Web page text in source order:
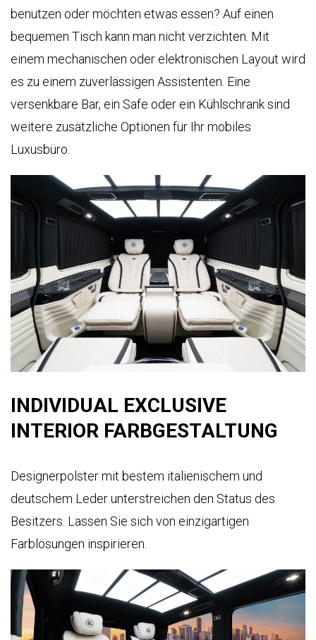
benutzen oder möchten etwas essen? Auf einen
bequemen Tisch kann man nicht verzichten. Mit
einem mechanischen oder elektronischen Layout wird
es zu einem zuverlässigen Assistenten. Eine
versenkbare Bar, ein Safe oder ein Kühlschrank sind
weitere zusätzliche Optionen für Ihr mobiles
Luxusbüro.
INDIVIDUAL EXCLUSIVE
INTERIOR FARBGESTALTUNG
Designerpolster mit bestem italienischem und
deutschem Leder unterstreichen den Status des
Besitzers. Lassen Sie sich von einzigartigen
Farblösungen inspirieren.